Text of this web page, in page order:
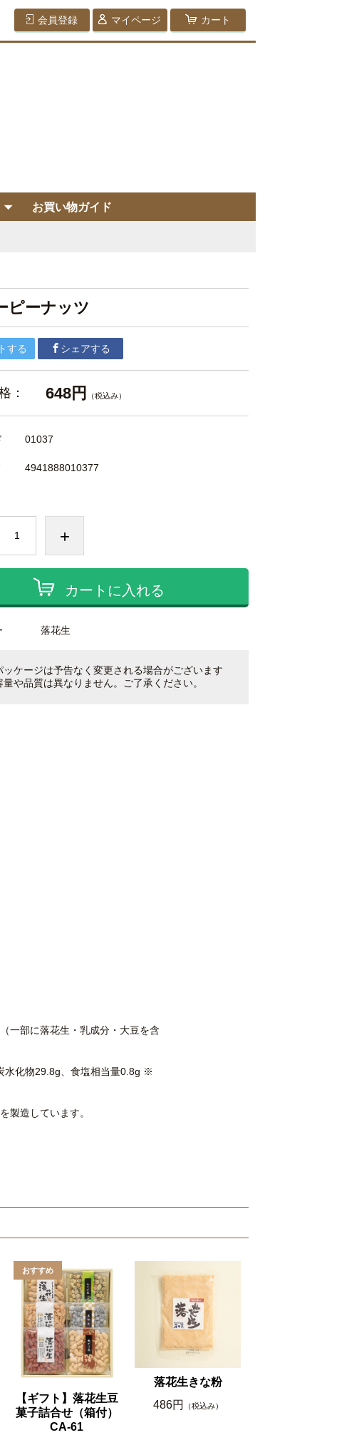
会員登録 マイページ カート
お買い物ガイド
ピーナッツ
する シェアする
： 648円 （税込み）
01037
4941888010377
+
カートに入れる
落花生
ケージは予告なく変更される場合がございます
量や品質は異なりません。ご了承ください。
一部に落花生・乳成分・大豆を含
水化物29.8g、食塩相当量0.8g ※
製造しています。
【ギフト】落花生豆
菓子詰合せ（箱付）
CA-61
落花生きな粉
486円
（税込み）